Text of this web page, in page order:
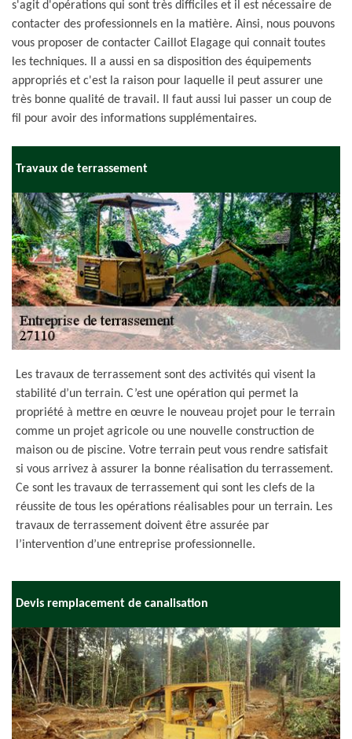
s'agit d'opérations qui sont très difficiles et il est nécessaire de
contacter des professionnels en la matière. Ainsi, nous pouvons
vous proposer de contacter Caillot Elagage qui connait toutes
les techniques. Il a aussi en sa disposition des équipements
appropriés et c'est la raison pour laquelle il peut assurer une
très bonne qualité de travail. Il faut aussi lui passer un coup de
fil pour avoir des informations supplémentaires.
Travaux de terrassement
Les travaux de terrassement sont des activités qui visent la
stabilité d’un terrain. C’est une opération qui permet la
propriété à mettre en œuvre le nouveau projet pour le terrain
comme un projet agricole ou une nouvelle construction de
maison ou de piscine. Votre terrain peut vous rendre satisfait
si vous arrivez à assurer la bonne réalisation du terrassement.
Ce sont les travaux de terrassement qui sont les clefs de la
réussite de tous les opérations réalisables pour un terrain. Les
travaux de terrassement doivent être assurée par
l’intervention d’une entreprise professionnelle.
Devis remplacement de canalisation